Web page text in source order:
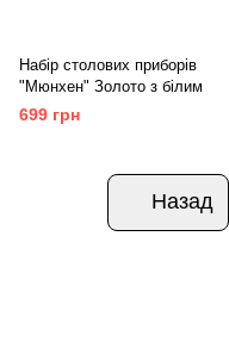
Набір столових приборів
"Мюнхен" Золото з білим
699 грн
Назад